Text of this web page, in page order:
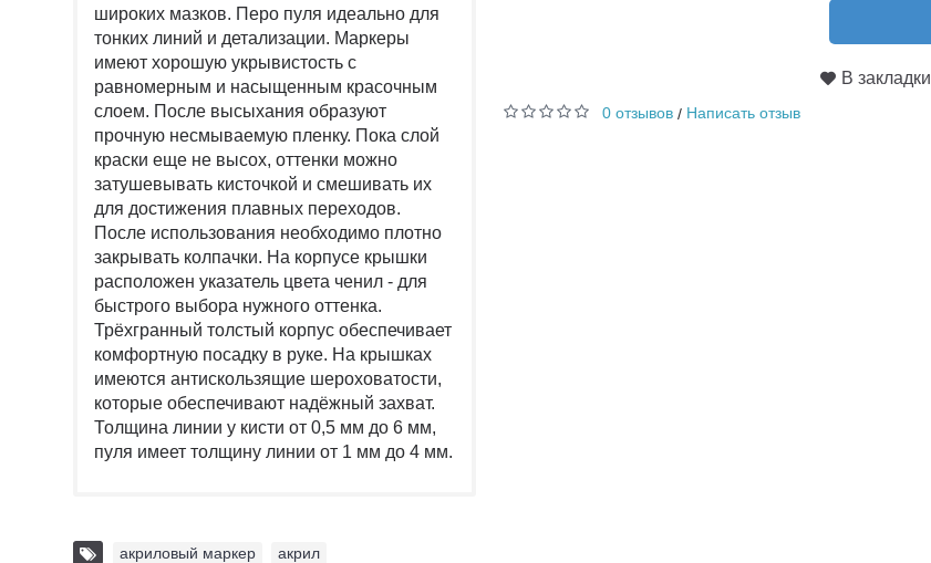
широких мазков. Перо пуля идеально для
тонких линий и детализации. Маркеры
имеют хорошую укрывистость с
равномерным и насыщенным красочным
слоем. После высыхания образуют
прочную несмываемую пленку. Пока слой
краски еще не высох, оттенки можно
затушевывать кисточкой и смешивать их
для достижения плавных переходов.
После использования необходимо плотно
закрывать колпачки. На корпусе крышки
расположен указатель цвета ченил - для
быстрого выбора нужного оттенка.
Трёхгранный толстый корпус обеспечивает
комфортную посадку в руке. На крышках
имеются антискользящие шероховатости,
которые обеспечивают надёжный захват.
Толщина линии у кисти от 0,5 мм до 6 мм,
пуля имеет толщину линии от 1 мм до 4 мм.
В закладки
0 отзывов/ Написать отзыв
акриловый маркер акрил